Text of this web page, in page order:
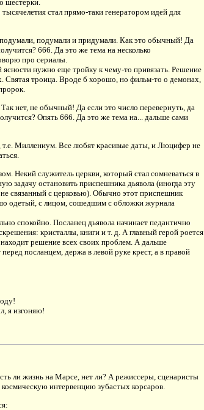
шестерки.
стал прямо-таки генератором идей для
подумали и придумали. Как это обычный! Да
666. Да это же тема на несколько
про сериалы.
нужно еще тройку к чему-то привязать. Решение
Святая троица. Вроде б хорошо, но фильм-то о демонах,
нет, не обычный! Да если это число перевернуть, да
Опять 666. Да это же тема на... дальше сами
т.е. Миллениум. Все любят красивые даты, и Люцифер не
Некий служитель церкви, который стал сомневаться в
задачу остановить приспешника дьявола (иногда эту
связанный с церковью). Обычно этот приспешник
одетый, с лицом, сошедшим с обложки журнала
спокойно. Посланец дьявола начинает педантично
кристаллы, книги и т. д. А главный герой роется
решение всех своих проблем. А дальше
посланцем, держа в левой руке крест, а в правой
я изгоняю!
ли жизнь на Марсе, нет ли? А режиссеры, сценаристы
интервенцию зубастых корсаров.